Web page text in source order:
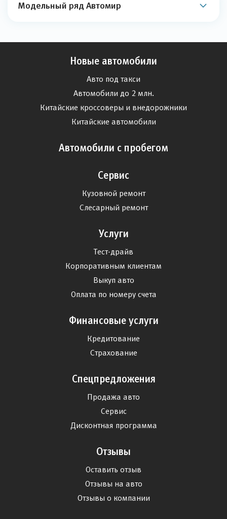
Модельный ряд Автомир
Новые автомобили
Авто под такси
Автомобили до 2 млн.
Китайские кроссоверы и внедорожники
Китайские автомобили
Автомобили с пробегом
Сервис
Кузовной ремонт
Слесарный ремонт
Услуги
Тест-драйв
Корпоративным клиентам
Выкуп авто
Оплата по номеру счета
Финансовые услуги
Кредитование
Страхование
Спецпредложения
Продажа авто
Сервис
Дисконтная программа
Отзывы
Оставить отзыв
Отзывы на авто
Отзывы о компании